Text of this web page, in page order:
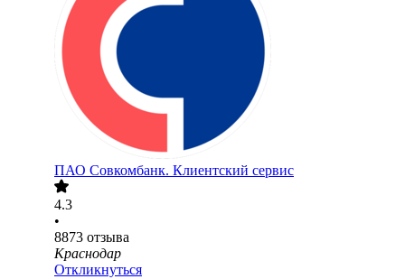
ПАО Совкомбанк. Клиентский сервис
4.3
•
8873 отзыва
Краснодар
Откликнуться